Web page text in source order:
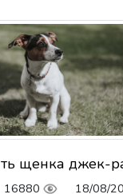
щенка джек-
16880 18/08/